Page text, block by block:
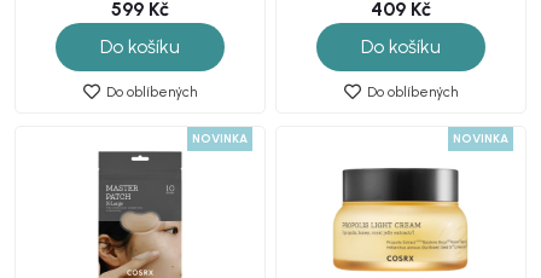
599 Kč
Do košíku
Do oblíbených
409 Kč
Do košíku
Do oblíbených
NOVINKA NOVINKA